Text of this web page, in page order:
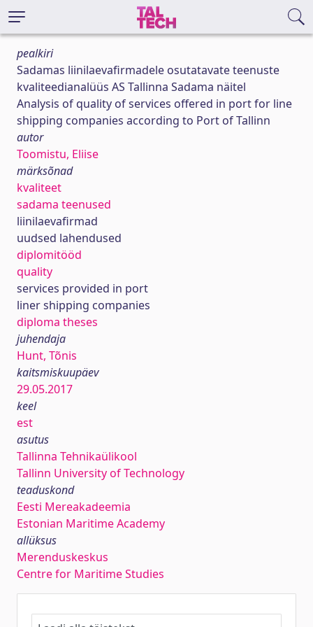
pealkiri
Sadamas liinilaevafirmadele osutatavate teenuste
kvaliteedianalüüs AS Tallinna Sadama näitel
Analysis of quality of services offered in port for line
shipping companies according to Port of Tallinn
autor
Toomistu, Eliise
märksõnad
kvaliteet
sadama teenused
liinilaevafirmad
uudsed lahendused
diplomitööd
quality
services provided in port
liner shipping companies
diploma theses
juhendaja
Hunt, Tõnis
kaitsmiskuupäev
29.05.2017
keel
est
asutus
Tallinna Tehnikaülikool
Tallinn University of Technology
teaduskond
Eesti Mereakadeemia
Estonian Maritime Academy
allüksus
Merenduskeskus
Centre for Maritime Studies